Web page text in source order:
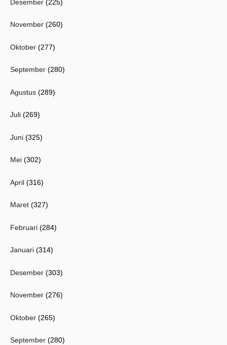
Desember (225)
November (260)
Oktober (277)
September (280)
Agustus (289)
Juli (269)
Juni (325)
Mei (302)
April (316)
Maret (327)
Februari (284)
Januari (314)
Desember (303)
November (276)
Oktober (265)
September (280)